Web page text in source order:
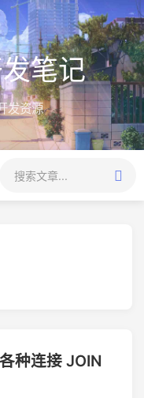
笔记
发资源
种连接 JOIN